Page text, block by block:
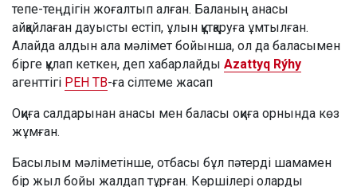
тепе-теңдігін жоғалтып алған. Баланың анасы
айқайлаған дауысты естіп, ұлын құтқаруға ұмтылған.
Алайда алдын ала мәлімет бойынша, ол да баласымен
бірге құлап кеткен, деп хабарлайды Azattyq Rýhy
агенттігі РЕН ТВ-ға сілтеме жасап
Оқиға салдарынан анасы мен баласы оқиға орнында көз
жұмған.
Басылым мәліметінше, отбасы бұл пәтерді шамамен
бір жыл бойы жалдап тұрған. Көршілері оларды